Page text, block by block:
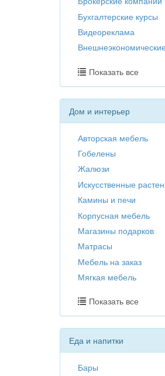
Бухгалтерские курсы
Видеореклама
Показать все
Дом и интерьер
Авторская мебель
Гобелены
Жалюзи
Искусственные
Камины и печи
Корпусная мебель
Магазины подарков
Матрасы
Мебель на заказ
Мягкая мебель
Показать все
Еда и напитки
Бары